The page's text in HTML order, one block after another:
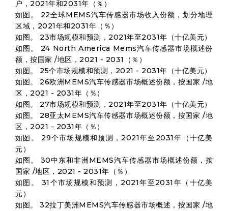
户，2021年和2031年（％）
如图。 22全球MEMS汽车传感器市场收入份额，划分地理
区域，2021年和2031年（％）
如图。 23市场规模和预测，2021年至2031年（十亿美元）
如图。 24 North America Mems汽车传感器市场概述份
额，按国家 /地区，2021 - 2031（％）
如图。 25个市场规模和预测，2021 - 2031年（十亿美元）
如图。 26欧洲MEMS汽车传感器市场概述份额，按国家 /地
区，2021 - 2031年（％）
如图。 27市场规模和预测，2021年至2031年（十亿美元）
如图。 28亚太MEMS汽车传感器市场概述份额，按国家 /地
区，2021 - 2031年（％）
如图。 29个市场规模和预测，2021年至2031年（十亿美
元）
如图。 30中东和非洲MEMS汽车传感器市场概述份额，按
国家 /地区，2021 - 2031年（％）
如图。 31个市场规模和预测，2021年至2031年（十亿美
元）
如图。 32拉丁美洲MEMS汽车传感器市场概述，按国家 /地